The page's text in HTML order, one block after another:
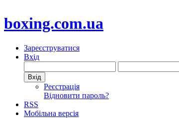
boxing.com.ua
Зареєструватися
Вхід
Реєстрація
Відновити пароль?
RSS
Мобільна версія